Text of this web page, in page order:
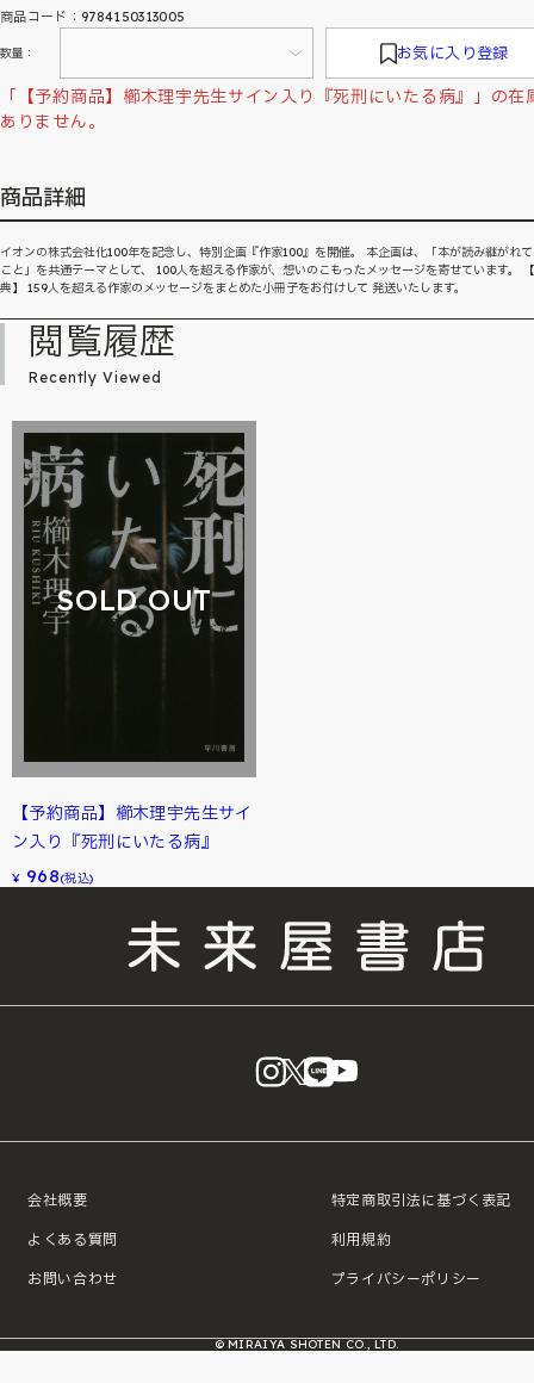
商品コード：9784150313005
数量： お気に入り登録
「【予約商品】櫛木理宇先生サイン入り『死刑にいたる病』」の在
ありません。
商品詳細
イオンの株式会社化100年を記念し、特別企画『作家100』を開催。 本企画は、「本が読み継がれ
こと」を共通テーマとして、 100人を超える作家が、想いのこもったメッセージを寄せています。
典】 159人を超える作家のメッセージをまとめた小冊子をお付けして 発送いたします。
閲覧履歴
Recently Viewed
SOLD OUT
【予約商品】櫛木理宇先生サイ
ン入り『死刑にいたる病』
¥ 968(税込)
instagram
X LINE
会社概要
よくある質問
お問い合わせ
特定商取引法に基づく表記
利用規約
プライバシーポリシー
© MIRAIYA SHOTEN CO., LTD.